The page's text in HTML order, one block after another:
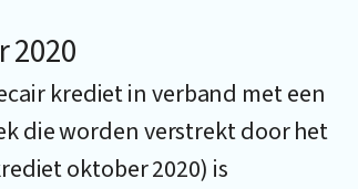
2020
krediet in verband met een
die worden verstrekt door het
oktober 2020) is